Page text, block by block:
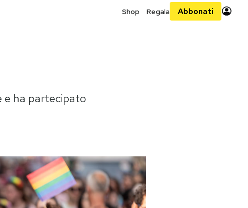
Shop Regala Abbonati
e ha partecipato